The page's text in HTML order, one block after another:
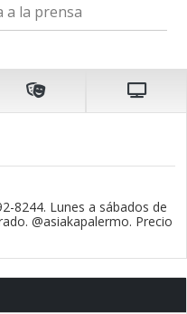
a la prensa
8244. Lunes a sábados de
@asiakapalermo. Precio